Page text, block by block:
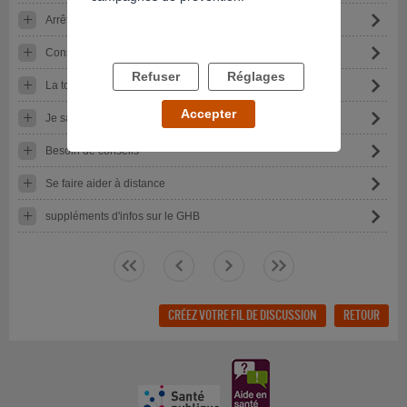
Arrêt progressif de la cocaïne
Consommation de speed
La toxicomanie dans un couple fou amoureux
Je sais pas quoi mettre en titre
Besoin de conseils
Se faire aider à distance
suppléments d'infos sur le GHB
<< < > >>
CRÉEZ VOTRE FIL DE DISCUSSION RETOUR
Refuser Réglages
Accepter